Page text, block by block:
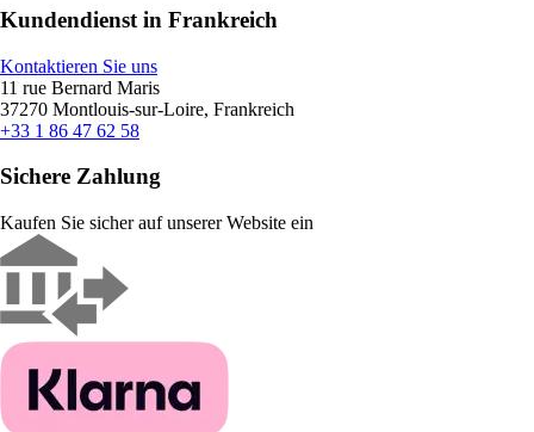
Kundendienst in Frankreich
Kontaktieren Sie uns
11 rue Bernard Maris
37270 Montlouis-sur-Loire, Frankreich
+33 1 86 47 62 58
Sichere Zahlung
Kaufen Sie sicher auf unserer Website ein